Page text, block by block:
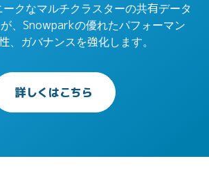
クなマルチクラスターの共有データ
、Snowparkの優れたパフォーマン
、ガバナンスを強化します。
詳しくはこちら